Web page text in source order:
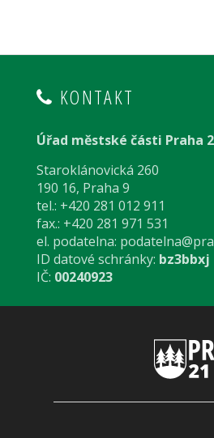
KONTAKT
Úřad městské části Praha
Staroklánovická 260
190 16, Praha 9
tel.: +420 281 012 911
fax.: +420 281 971 531
el. podatelna:
ID datové schránky: bz3bbxj
IČ: 00240923